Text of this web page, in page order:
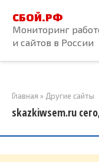
контенту
СБОЙ.РФ
Мониторинг
и сайтов в России
Главная » Другие сайты
skazkiwsem.ru